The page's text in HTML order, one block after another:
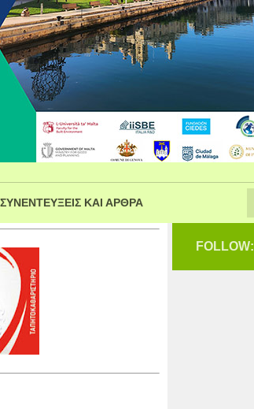
ΣΥΝΕΝΤΕΥΞΕΙΣ ΚΑΙ ΑΡΘΡΑ
FOLLOW: